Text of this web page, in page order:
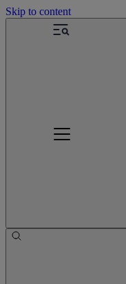
Skip to content